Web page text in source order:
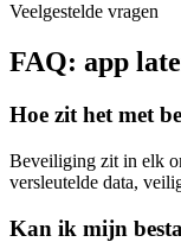
Veelgestelde vragen
FAQ: app
Hoe zit het met
Beveiliging zit in elk
versleutelde data,
Kan ik mijn